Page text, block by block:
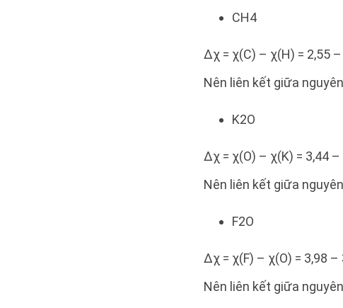
CH4
∆χ = χ(C) – χ(H) = 2,55 –
Nên liên kết giữa
K2O
∆χ = χ(O) – χ(K) = 3,44 –
Nên liên kết giữa
F2O
∆χ = χ(F) – χ(O) = 3,98 –
Nên liên kết giữa